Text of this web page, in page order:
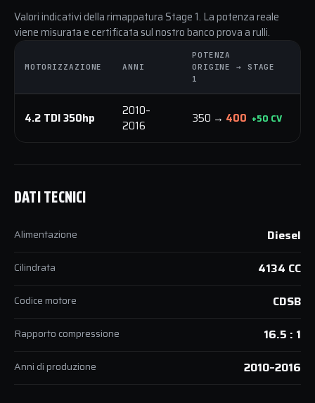
Valori indicativi della rimappatura Stage 1. La potenza reale
viene misurata e certificata sul nostro banco prova a rulli.
MOTORIZZAZIONE ANNI
POTENZA
ORIGINE → STAGE
1
4.2 TDI 350hp
2010–
2016
350 → 400 +50 CV
DATI TECNICI
Alimentazione Diesel
Cilindrata 4134 CC
Codice motore CDSB
Rapporto compressione 16.5 : 1
Anni di produzione 2010–2016